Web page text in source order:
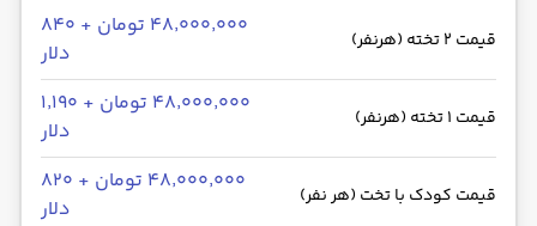
قیمت 2 تخته (هرنفر)
۴۸٬۰۰۰٬۰۰۰ تومان + ۸۴۰
دلار
قیمت 1 تخته (هرنفر)
۴۸٬۰۰۰٬۰۰۰ تومان + ۱٬۱۹۰
دلار
قیمت کودک با تخت (هر نفر)
۴۸٬۰۰۰٬۰۰۰ تومان + ۸۲۰
دلار